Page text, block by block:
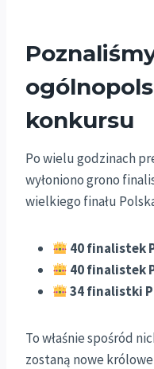
konkursu
Po wielu godzinach
wyłoniono grono
wielkiego finału
40 finalistek
40 finalistek
34 finalistki
To właśnie spośród
zostaną nowe